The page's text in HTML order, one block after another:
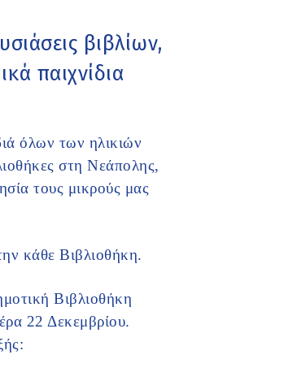
βιβλίων,
παιχνίδια
όλων των ηλικιών
στη Νεάπολης,
τους μικρούς μας
κάθε Βιβλιοθήκη.
Βιβλιοθήκη
22 Δεκεμβρίου.